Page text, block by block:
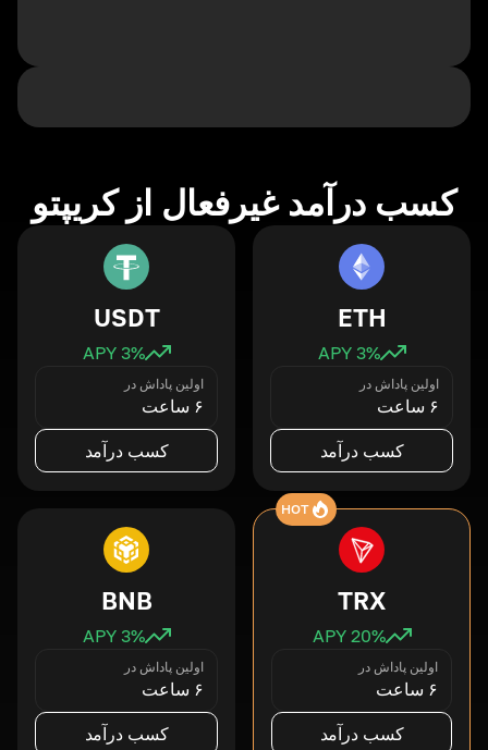
کسب درآمد غیرفعال از کریپتو
ETH
3% APY
اولین پاداش در
۶ ساعت
کسب درآمد
USDT
3% APY
اولین پاداش در
۶ ساعت
کسب درآمد
HOT
TRX
20% APY
اولین پاداش در
۶ ساعت
کسب درآمد
BNB
3% APY
اولین پاداش در
۶ ساعت
کسب درآمد